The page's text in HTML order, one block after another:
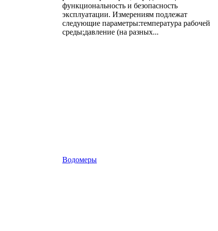
функциональность и безопасность
эксплуатации. Измерениям подлежат
следующие параметры:температура рабочей
среды;давление (на разных...
Водомеры